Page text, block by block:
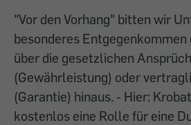
"Vor den Vorhang" bitten wir
besonderes Entgegenkommen
über die gesetzlichen
(Gewährleistung) oder
(Garantie) hinaus. - Hier:
kostenlos eine Rolle für eine